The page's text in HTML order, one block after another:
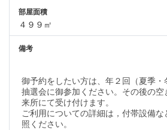
部屋面積
４９９㎡
備考
御予約をしたい方は、年２回（夏季・
抽選会に御参加ください。その後の
来所にて受け付けます。
ご利用についての詳細は，付帯設備
照ください。